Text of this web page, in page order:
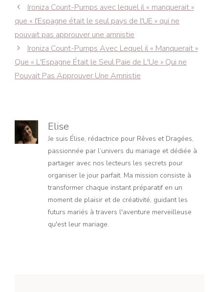
Navigation
des
articles
Ironiza Count-Pumps avec lequel il « manquerait »
que « l'Espagne était le seul pays de l'UE » qui ne
pouvait pas approuver une amnistie
Ironiza Count-Pumps Avec Lequel il « Manquerait »
Que « L'Espagne Était le Seul Paie de L'Ue » Qui ne
Pouvait Pas Approuver Une Amnistie
Elise
Je suis Élise, rédactrice pour Rêves et Dragées,
passionnée par l’univers du mariage et dédiée à
partager avec nos lecteurs les secrets pour
organiser le jour parfait. Ma mission consiste à
transformer chaque instant préparatif en un
moment de plaisir et de créativité, guidant les
futurs mariés à travers l'aventure merveilleuse
qu'est leur mariage.